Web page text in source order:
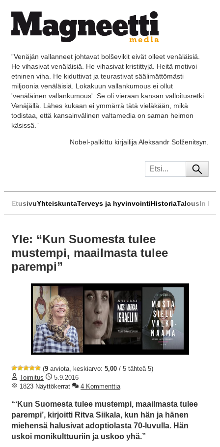
”Venäjän vallanneet johtavat bolševikit eivät olleet venäläisiä.
He vihasivat venäläisiä. He vihasivat kristittyjä. Heitä motivoi
etninen viha. He kiduttivat ja teurastivat säälimättömästi
miljoonia venäläisiä. Lokakuun vallankumous ei ollut
'venäläinen vallankumous'. Se oli vieraan kansan valloitusretki
Venäjällä. Lähes kukaan ei ymmärrä tätä vieläkään, mikä
todistaa, että kansainvälinen valtamedia on saman heimon
käsissä.”
Nobel-palkittu kirjailija Aleksandr Solženitsyn.
EtusivuYhteiskuntaTerveys ja hyvinvointiHistoriaTalousIn
Yle: “Kun Suomesta tulee
mustempi, maailmasta tulee
parempi”
(9 arviota, keskiarvo: 5,00 / 5 tähteä 5)
Toimitus
5.9.2016
1823 Näyttökerrat
4 Kommenttia
“‘Kun Suomesta tulee mustempi, maailmasta tulee
parempi’, kirjoitti Ritva Siikala, kun hän ja hänen
miehensä halusivat adoptiolasta 70-luvulla. Hän
uskoi monikulttuuriin ja uskoo yhä.”